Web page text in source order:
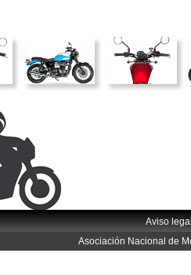
Aviso
Asociación Nacional de